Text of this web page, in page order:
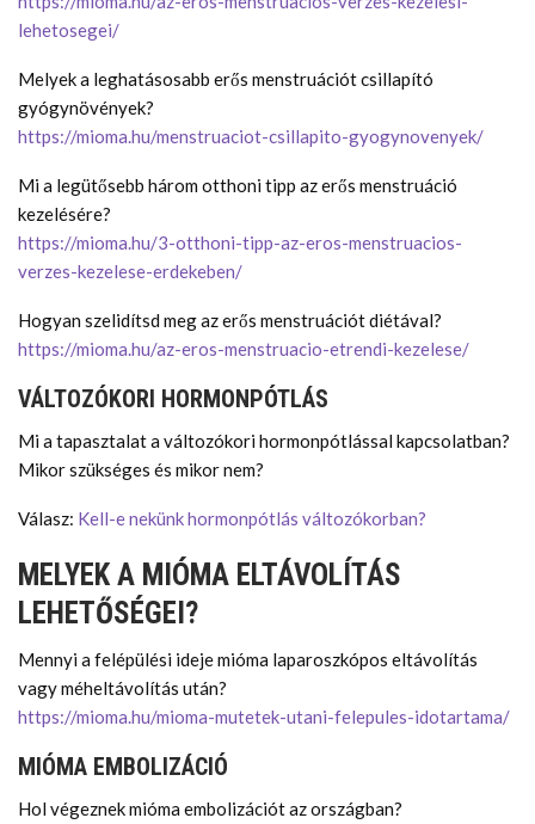
lehetosegei/
Melyek a leghatásosabb erős menstruációt csillapító
gyógynövények?
https://mioma.hu/menstruaciot-csillapito-gyogynovenyek/
Mi a legütősebb három otthoni tipp az erős menstruáció
kezelésére?
https://mioma.hu/3-otthoni-tipp-az-eros-menstruacios-
verzes-kezelese-erdekeben/
Hogyan szelidítsd meg az erős menstruációt diétával?
https://mioma.hu/az-eros-menstruacio-etrendi-kezelese/
VÁLTOZÓKORI HORMONPÓTLÁS
Mi a tapasztalat a változókori hormonpótlással kapcsolatban?
Mikor szükséges és mikor nem?
Válasz: Kell-e nekünk hormonpótlás változókorban?
MELYEK A MIÓMA ELTÁVOLÍTÁS
LEHETŐSÉGEI?
Mennyi a felépülési ideje mióma laparoszkópos eltávolítás
vagy méheltávolítás után?
https://mioma.hu/mioma-mutetek-utani-felepules-idotartama/
MIÓMA EMBOLIZÁCIÓ
Hol végeznek mióma embolizációt az országban?